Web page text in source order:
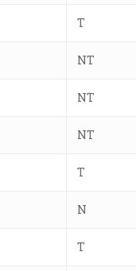
T
NT
NT
NT
T
N
T